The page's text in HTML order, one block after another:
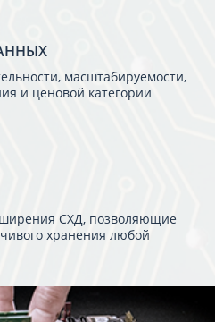
масштабируемости,
и ценовой категории
СХД, позволяющие
хранения любой